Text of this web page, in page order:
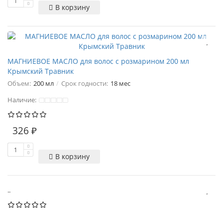
В корзину
МАГНИЕВОЕ МАСЛО для волос с розмарином 200 мл
Крымский Травник
Объем: 200 мл Срок годности: 18 мес
Наличие:
326 ₽
В корзину
..